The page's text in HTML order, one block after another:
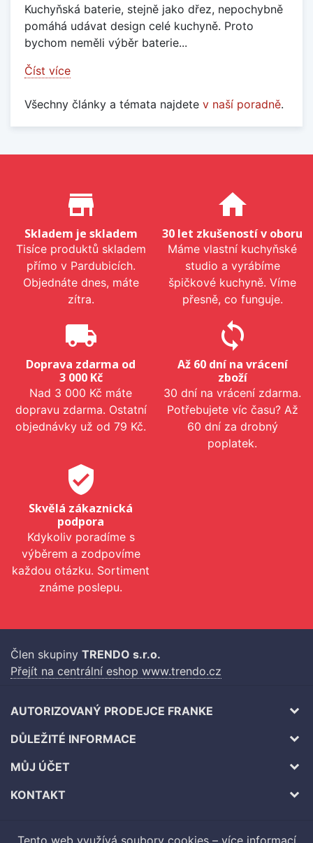
Kuchyňská baterie, stejně jako dřez, nepochybně
pomáhá udávat design celé kuchyně. Proto
bychom neměli výběr baterie...
Číst více
Všechny články a témata najdete v naší poradně.
Proč nakupovat u nás?
store_mall_directory
Skladem je skladem
Tisíce produktů skladem
přímo v Pardubicích.
Objednáte dnes, máte
zítra.
home
30 let zkušeností v oboru
Máme vlastní kuchyňské
studio a vyrábíme
špičkové kuchyně. Víme
přesně, co funguje.
local_shipping
Doprava zdarma od
3 000 Kč
Nad 3 000 Kč máte
dopravu zdarma. Ostatní
objednávky už od 79 Kč.
sync
Až 60 dní na vrácení
zboží
30 dní na vrácení zdarma.
Potřebujete víc času? Až
60 dní za drobný
poplatek.
verified_user
Skvělá zákaznická
podpora
Kdykoliv poradíme s
výběrem a zodpovíme
každou otázku. Sortiment
známe poslepu.
Člen skupiny TRENDO s.r.o.
Přejít na centrální eshop www.trendo.cz
AUTORIZOVANÝ PRODEJCE FRANKE
DŮLEŽITÉ INFORMACE
MŮJ ÚČET
KONTAKT
Tento web využívá soubory cookies – více informací